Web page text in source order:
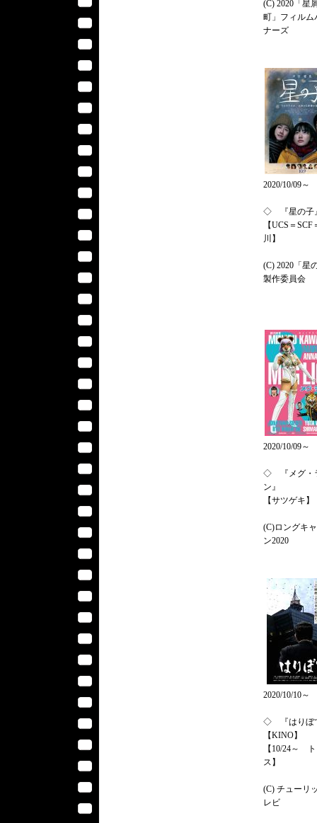
(C) 2020「星
町」フィルム
ナーズ
2020/10/09～
◇ 『星の子
【UCS＝SCF
川】
(C) 2020「星
製作委員会
2020/10/09～
◇ 『メグ・
ン』
【サツゲキ】
(C)ロングキ
ン2020
2020/10/10～
◇ 『はりぼ
【KINO】
【10/24～
ス】
(C) チューリ
レビ